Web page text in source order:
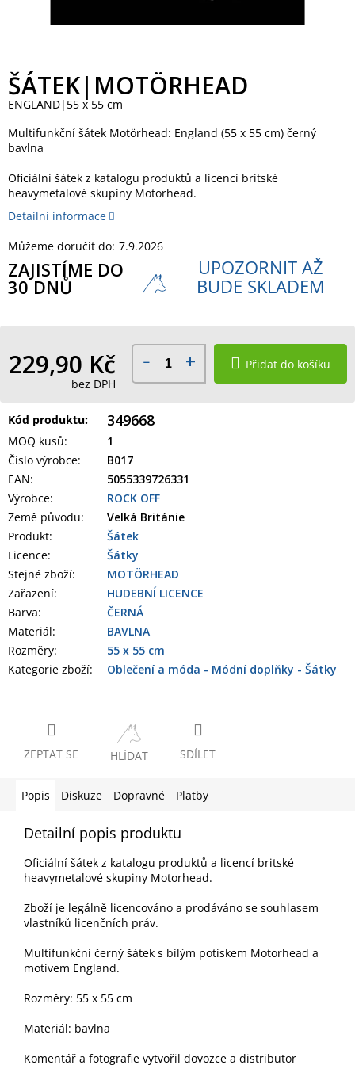
ŠÁTEK|MOTÖRHEAD
ENGLAND|55 x 55 cm
Multifunkční šátek Motörhead: England (55 x 55 cm) černý
bavlna
Oficiální šátek z katalogu produktů a licencí britské
heavymetalové skupiny Motorhead.
Detailní informace
Můžeme doručit do: 7.9.2026
ZAJISTÍME DO
30 DNŮ
UPOZORNIT AŽ
BUDE SKLADEM
229,90 Kč
bez DPH
Přidat do košíku
Kód produktu: 349668
MOQ kusů:
1
Číslo výrobce:
B017
EAN:
5055339726331
Výrobce:
ROCK OFF
Země původu:
Velká Británie
Produkt:
Šátek
Licence:
Šátky
Stejné zboží:
MOTÖRHEAD
Zařazení:
HUDEBNÍ LICENCE
Barva:
ČERNÁ
Materiál:
BAVLNA
Rozměry:
55 x 55 cm
Kategorie zboží: Oblečení a móda - Módní doplňky - Šátky
ZEPTAT SE HLÍDAT SDÍLET
Popis Diskuze Dopravné Platby
Detailní popis produktu
Oficiální šátek z katalogu produktů a licencí britské
heavymetalové skupiny Motorhead.
Zboží je legálně licencováno a prodáváno se souhlasem
vlastníků licenčních práv.
Multifunkční černý šátek s bílým potiskem Motorhead a
motivem England.
Rozměry: 55 x 55 cm
Materiál: bavlna
Komentář a fotografie vytvořil dovozce a distributor